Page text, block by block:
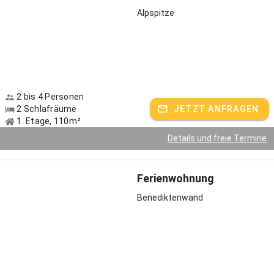
bietet Ihnen genau das – und noch viel mehr...
Als Kinder- und Familienhof wissen wir, was zählt: Abenteuer für die
Kleinen, Entspannung für die Großen. Während der Nachwuchs sich
auf unserem Spielplatz mit Schaukel, Rutsche, Baumhaus und
Trampolin austobt, machen es sich die Eltern im Liegestuhl
bequem. Im Anschluss liefern sich Klein und Groß ein schnelles
Rennen auf unserer Gokart-Strecke, spielen eine Runde
Tischtennis oder Kicker. Auch einen Fußballplatz gibt es auf dem
Hof! Was bei uns außerdem möglich ist:
Alpspitze
2 bis 4 Personen
2 Schlafräume
1. Etage, 110m²
JETZT ANFRAGEN
Details und freie Termine
Ferienwohnung
Benediktenwand